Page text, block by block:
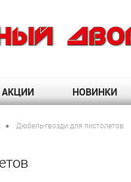
АКЦИИ НОВИНКИ
• Дюбель-гвозди для пистолетов